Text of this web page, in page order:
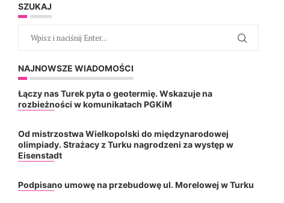
SZUKAJ
NAJNOWSZE WIADOMOŚCI
Łączy nas Turek pyta o geotermię. Wskazuje na
rozbieżności w komunikatach PGKiM
Od mistrzostwa Wielkopolski do międzynarodowej
olimpiady. Strażacy z Turku nagrodzeni za występ w
Eisenstadt
Podpisano umowę na przebudowę ul. Morelowej w Turku